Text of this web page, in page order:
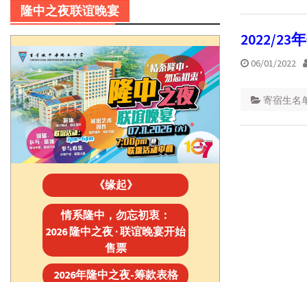
2022/23
06/01/2022
寄宿生名
隆中之夜联谊晚宴
《缘起》
情系隆中，勿忘初衷：
2026 隆中之夜 · 联谊晚宴开始
售票
2026年隆中之夜-筹款表格